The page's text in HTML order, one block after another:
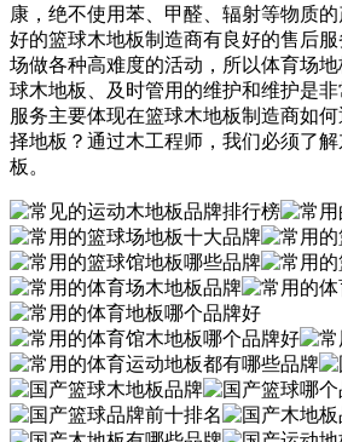
康，绝不使用苯、甲醛、辐射等物质
好的篮球木地板制造商有良好的售后
场做各种高难度的活动，所以体育场
球木地板、及时管用的维护和维护是
服务主要体现在篮球木地板制造商如
择地板？通过木工程师，我们必须了
板。